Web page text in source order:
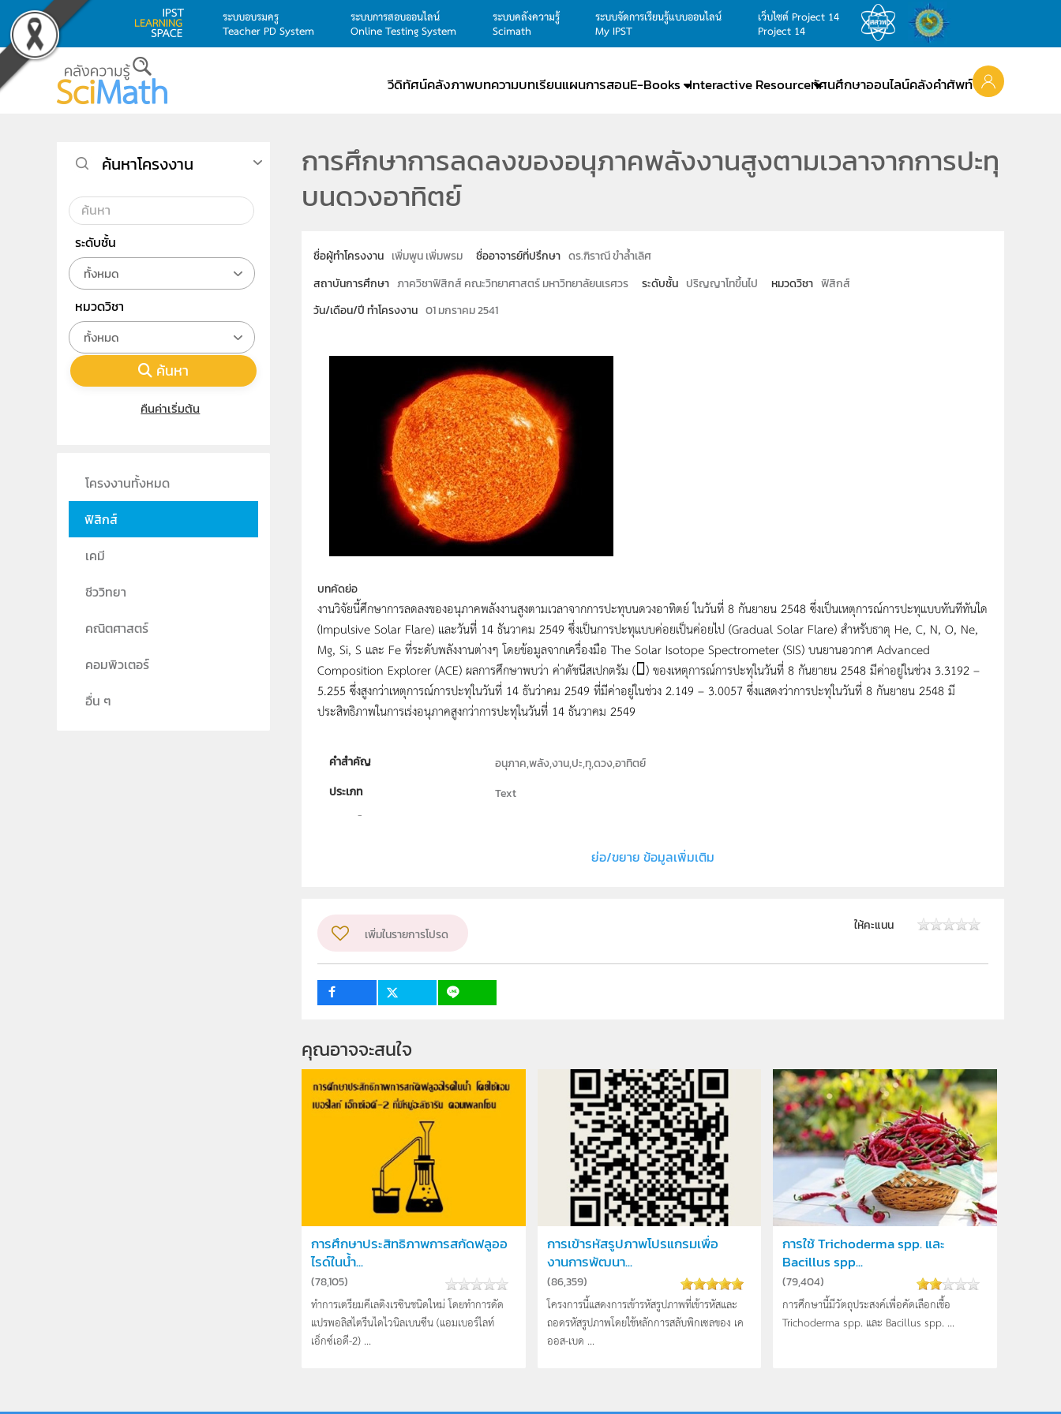
Skip to main content
ระบบอบรมครู
Teacher PD System
ระบบการสอบออนไลน์
Online Testing System
ระบบคลังความรู้
Scimath
ระบบจัดการเรียนรู้แบบออนไลน์
My IPST
เว็บไซต์ Project 14
Project 14
วีดิทัศน์คลังภาพบทความบทเรียนแผนการสอนE-Books Interactive Resourceทัศนศึกษาออนไลน์คลังคำศัพท์
การศึกษาการลดลงของอนุภาคพลังงานสูงตามเวลาจากการปะทุ
บนดวงอาทิตย์
ชื่อผู้ทำโครงงาน เพิ่มพูน เพิ่มพรม ชื่ออาจารย์ที่ปรึกษา ดร.ฑิราณี ขำล้ำเลิศ
สถาบันการศึกษา ภาควิชาฟิสิกส์ คณะวิทยาศาสตร์ มหาวิทยาลัยนเรศวร ระดับชั้น ปริญญาโทขึ้นไป หมวดวิชา ฟิสิกส์
วัน/เดือน/ปี ทำโครงงาน 01 มกราคม 2541
บทคัดย่อ
งานวิจัยนี้ศึกษาการลดลงของอนุภาคพลังงานสูงตามเวลาจากการปะทุบนดวงอาทิตย์ ในวันที่ 8 กันยายน 2548 ซึ่งเป็นเหตุการณ์การปะทุแบบทันทีทันใด
(Impulsive Solar Flare) และวันที่ 14 ธันวาคม 2549 ซึ่งเป็นการปะทุแบบค่อยเป็นค่อยไป (Gradual Solar Flare) สำหรับธาตุ He, C, N, O, Ne,
Mg, Si, S และ Fe ที่ระดับพลังงานต่างๆ โดยข้อมูลจากเครื่องมือ The Solar Isotope Spectrometer (SIS) บนยานอวกาศ Advanced
Composition Explorer (ACE) ผลการศึกษาพบว่า ค่าดัชนีสเปกตรัม () ของเหตุการณ์การปะทุในวันที่ 8 กันยายน 2548 มีค่าอยู่ในช่วง 3.3192 –
5.255 ซึ่งสูงกว่าเหตุการณ์การปะทุในวันที่ 14 ธันว่าคม 2549 ที่มีค่าอยู่ในช่วง 2.149 – 3.0057 ซึ่งแสดงว่าการปะทุในวันที่ 8 กันยายน 2548 มี
ประสิทธิภาพในการเร่งอนุภาคสูงกว่าการปะทุในวันที่ 14 ธันวาคม 2549
คำสำคัญ
อนุภาค,พลัง,งาน,ปะ,ทุ,ดวง,อาทิตย์
ประเภท
Text
ย่อ/ขยาย ข้อมูลเพิ่มเติม
เพิ่มในรายการโปรด
ให้คะแนน
คุณอาจจะสนใจ
การศึกษาประสิทธิภาพการสกัดฟลูออ
ไรด์ในน้ำ...
(78,105)
ทำการเตรียมคีเลติงเรซินชนิดใหม่ โดยทำการดัด
แปรพอลิสไตรีนไดไวนิลเบนซีน (แอมเบอร์ไลท์
เอ็กซ์เอดี-2) ...
การเข้ารหัสรูปภาพโปรแกรมเพื่อ
งานการพัฒนา...
(86,359)
โครงการนี้แสดงการเข้ารหัสรูปภาพที่เข้ารหัสและ
ถอดรหัสรูปภาพโดยใช้หลักการสลับพิกเซลของ เค
ออส-เบด ...
การใช้ Trichoderma spp. และ
Bacillus spp...
(79,404)
การศึกษานี้มีวัตถุประสงค์เพื่อคัดเลือกเชื้อ
Trichoderma spp. และ Bacillus spp. ...
ค้นหาโครงงาน
ระดับชั้น
ทั้งหมด
หมวดวิชา
ทั้งหมด
ค้นหา
คืนค่าเริ่มต้น
โครงงานทั้งหมด
ฟิสิกส์
เคมี
ชีววิทยา
คณิตศาสตร์
คอมพิวเตอร์
อื่น ๆ